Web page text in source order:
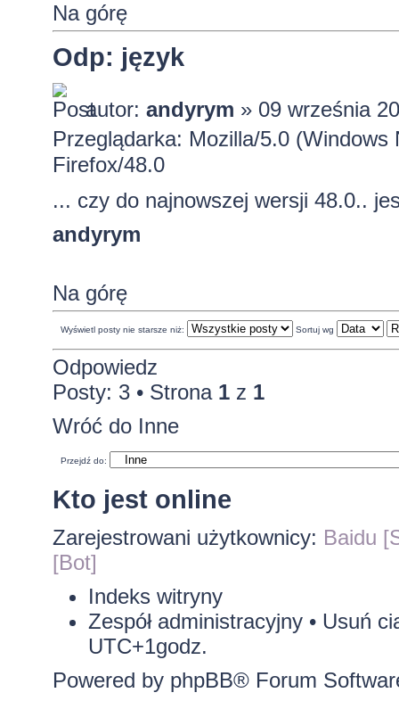
Na górę
Odp: język
autor: andyrym » 09 września
Przeglądarka: Mozilla/5.0
Firefox/48.0
... czy do najnowszej wersji 48.0..
andyrym
Na górę
Wyświetl posty nie starsze niż: Sortuj wg
Odpowiedz
Posty: 3 • Strona 1z 1
Wróć do Inne
Przejdź do:
Kto jest online
Zarejestrowani użytkownicy: Baidu
[Bot]
Indeks witryny
Zespół administracyjny• Usuń
UTC+1godz.
Powered by phpBB® Forum